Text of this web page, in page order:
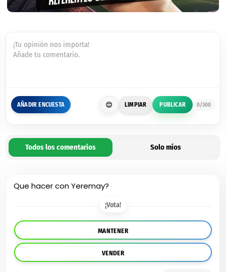
AÑADIR ENCUESTA 😊 LIMPIAR PUBLICAR 0/300
Todoslos comentarios Solomíos
Que hacer con Yeremay?
¡Vota!
MANTENER
VENDER